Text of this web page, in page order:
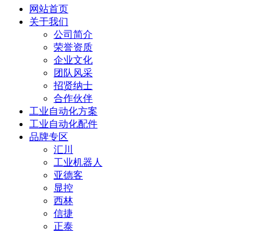
网站首页
关于我们
公司简介
荣誉资质
企业文化
团队风采
招贤纳士
合作伙伴
工业自动化方案
工业自动化配件
品牌专区
汇川
工业机器人
亚德客
显控
西林
信捷
正泰